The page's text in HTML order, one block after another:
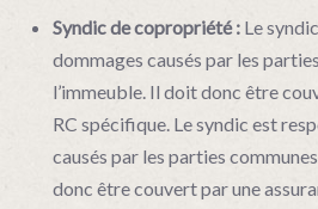
Syndic de copropriété : Le
dommages causés par les
l’immeuble. Il doit donc être
RC spécifique. Le syndic est
causés par les parties
donc être couvert par une